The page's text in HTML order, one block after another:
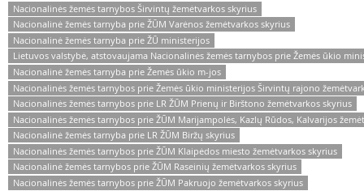
Nacionalinės žemės tarnybos Širvintų žemėtvarkos skyrius
Nacionalinė žemės tarnyba prie ŽŪM Varėnos žemėtvarkos skyrius
Nacionalinė žemės tarnyba prie ŽŪ ministerijos
Lietuvos valstybė, atstovaujama Nacionalinės žemės tarnybos prie Žemės ūkio
Nacionalinė žemės tarnyba prie Žemės ūkio m-jos
Nacionalinės žemės tarnybos prie Žemės ūkio ministerijos Širvintų rajono
Nacionalinės žemės tarnybos prie LR ŽŪM Prienų ir Birštono žemėtvarkos skyrius
Nacionalinės žemės tarnybos prie ŽŪM Marijampolės, Kazlų Rūdos, Kalvarijos
Nacionalinė žemės tarnyba prie LR ŽŪM Biržų skyrius
Nacionalinės žemės tarnybos prie ŽŪM Klaipėdos miesto žemėtvarkos skyrius
Nacionalinė žemės tarnybos prie ŽŪM Raseinių žemėtvarkos skyrius
Nacionalinės žemės tarnybos prie ŽŪM Pakruojo žemėtvarkos skyrius